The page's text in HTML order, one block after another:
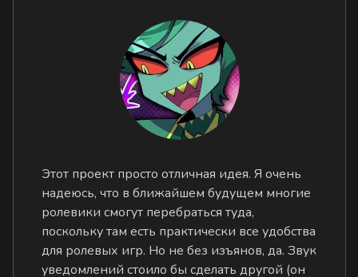
Этот проект просто отличная идея. Я очень
надеюсь, что в ближайшем будущем многие
ролевики смогут перебраться туда,
поскольку там есть практически все удобства
для ролевых игр. Но не без изъянов, да. Звук
уведомлений стоило бы сделать другой (он